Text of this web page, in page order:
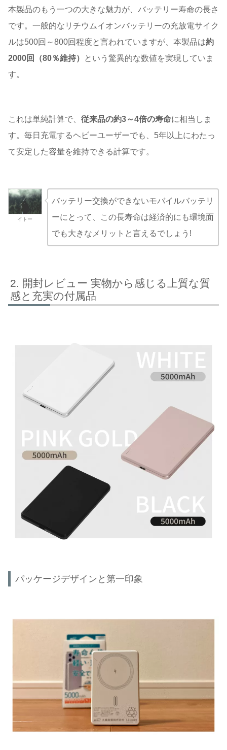
本製品のもう一つの大きな魅力が、バッテリー寿命の長さ
です。一般的なリチウムイオンバッテリーの充放電サイク
ルは500回～800回程度と言われていますが、本製品は約
2000回（80％維持）
という驚異的な数値を実現していま
す。
これは単純計算で、 従来品の約3～4倍の寿命に相当しま
す。毎日充電するヘビーユーザーでも、5年以上にわたっ
て安定した容量を維持できる計算です。
イトー
バッテリー交換ができないモバイルバッテリ
ーにとって、この長寿命は経済的にも環境面
でも大きなメリットと言えるでしょう!
開封レビュー 実物から感じる上質な質
感と充実の付属品
パッケージデザインと第一印象